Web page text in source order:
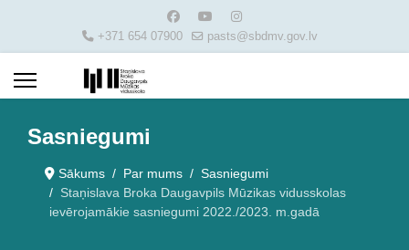
+371 654 07900 pasts@sbdmv.gov.lv
Sasniegumi
Sākums Par mums
Sasniegumi
Staņislava Broka Daugavpils Mūzikas vidusskolas
ievērojamākie sasniegumi 2022./2023. m.gadā